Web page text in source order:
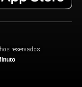
reservados.